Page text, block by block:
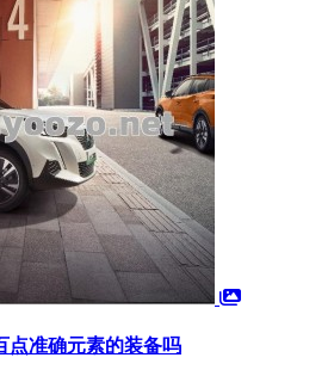
点准确元素的装备吗